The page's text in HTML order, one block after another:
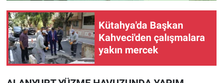
Kütahya'da Başkan
Kahveci'den çalışmalara
yakın mercek